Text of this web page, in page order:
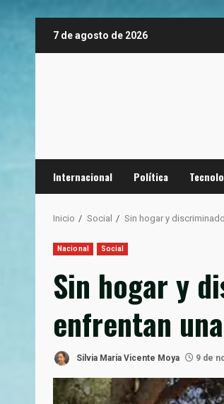
7 de agosto de 2026
Internacional Política
Inicio Social Sin hogar y
Nacional Social
Sin hogar y
enfrentan
Silvia María Vicente Moya 9 de